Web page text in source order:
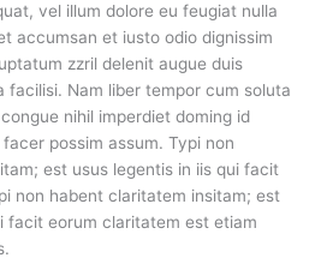
vel illum dolore eu feugiat nulla
accumsan et iusto odio dignissim
zzril delenit augue duis
facilisi. Nam liber tempor cum soluta
nihil imperdiet doming id
possim assum. Typi non
est usus legentis in iis qui facit
non habent claritatem insitam; est
facit eorum claritatem est etiam